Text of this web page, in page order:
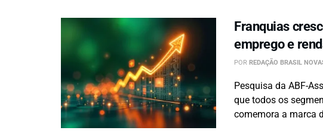
Franquias
emprego e
POR REDAÇÃO BRASIL
Pesquisa da ABF-
que todos os
comemora a marca